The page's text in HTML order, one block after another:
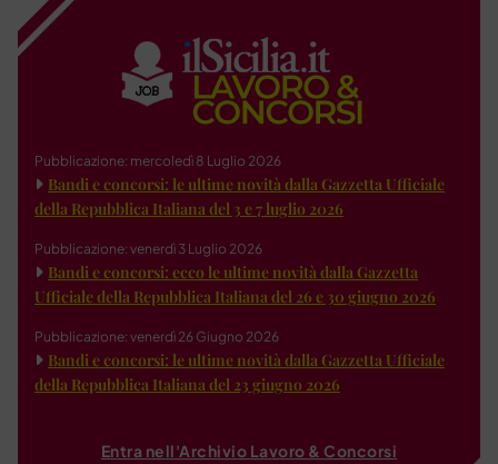
Pubblicazione: mercoledì 8 Luglio 2026
Bandi e concorsi: le ultime novità dalla Gazzetta Ufficiale
della Repubblica Italiana del 3 e 7 luglio 2026
Pubblicazione: venerdì 3 Luglio 2026
Bandi e concorsi: ecco le ultime novità dalla Gazzetta
Ufficiale della Repubblica Italiana del 26 e 30 giugno 2026
Pubblicazione: venerdì 26 Giugno 2026
Bandi e concorsi: le ultime novità dalla Gazzetta Ufficiale
della Repubblica Italiana del 23 giugno 2026
Entra nell'Archivio Lavoro & Concorsi